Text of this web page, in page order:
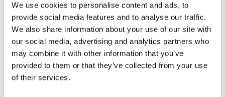
We use cookies to personalise content and ads, to
provide social media features and to analyse our traffic.
We also share information about your use of our site with
our social media, advertising and analytics partners who
may combine it with other information that you’ve
provided to them or that they’ve collected from your use
of their services.